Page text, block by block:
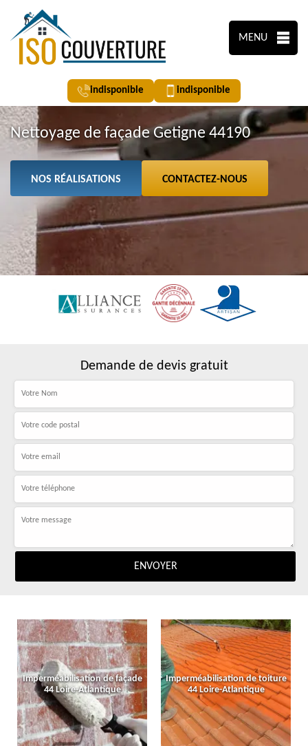
MENU
indisponible indisponible
Nettoyage de façade Getigne 44190
NOS RÉALISATIONS CONTACTEZ-NOUS
Demande de devis gratuit
Imperméabilisation de façade
44 Loire-Atlantique
Imperméabilisation de toiture
44 Loire-Atlantique